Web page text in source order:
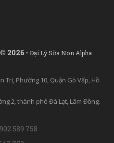
2026 - Đại Lý Sữa Non Alpha
Trị, Phường 10, Quận Gò Vấp, Hồ
2, thành phố Đà Lạt, Lâm Đồng.
589 758